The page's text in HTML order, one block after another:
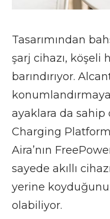
Tasarımından
şarj cihazı, köşeli
barındırıyor.
ayaklara da sahip
Charging
Aira’nın
sayede akıllı
yerine
olabiliyor.